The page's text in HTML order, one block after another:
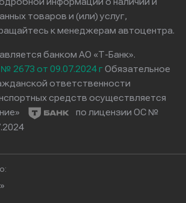
товаров и (или) услуг,
к менеджерам автоцентра.
банком АО «Т-Банк».
2673 от 09.07.2024 гОбязательное
ответственности
средств осуществляется
по лицензии ОС №